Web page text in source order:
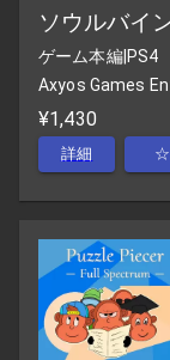
ソウルバイ
ゲーム本編|PS4
Axyos Games
¥1,430
詳細 ☆